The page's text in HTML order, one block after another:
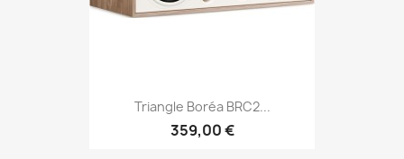
Triangle Boréa BRC2...
359,00 €